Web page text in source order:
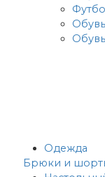
Одежда
Брюки и